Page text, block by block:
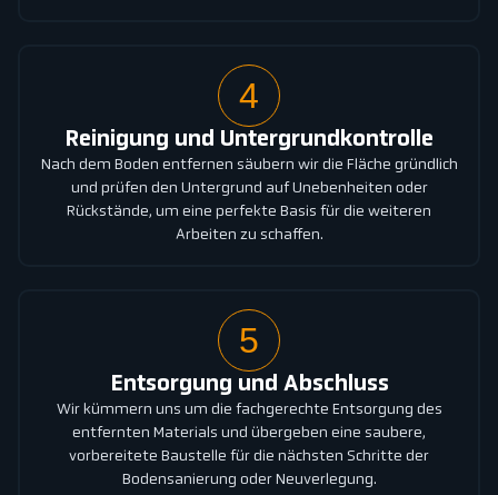
4
Reinigung und Untergrundkontrolle
Nach dem Boden entfernen säubern wir die Fläche gründlich
und prüfen den Untergrund auf Unebenheiten oder
Rückstände, um eine perfekte Basis für die weiteren
Arbeiten zu schaffen.
5
Entsorgung und Abschluss
Wir kümmern uns um die fachgerechte Entsorgung des
entfernten Materials und übergeben eine saubere,
vorbereitete Baustelle für die nächsten Schritte der
Bodensanierung oder Neuverlegung.